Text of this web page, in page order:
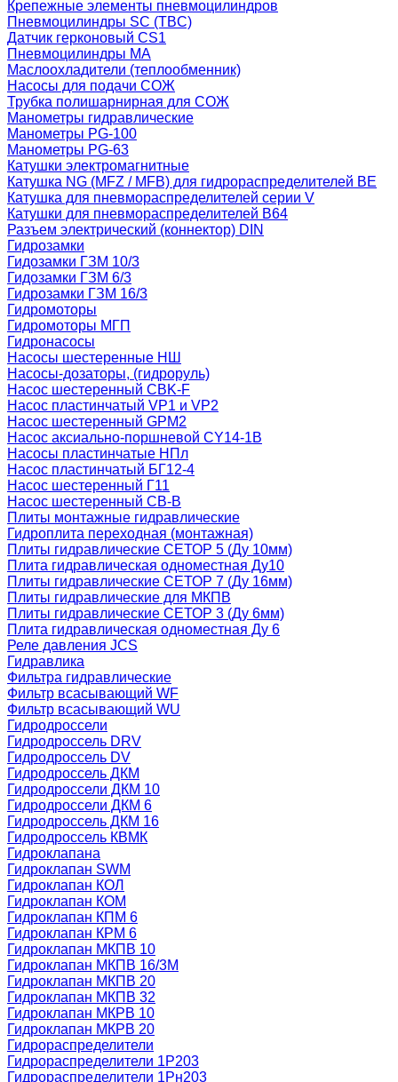
Крепежные элементы пневмоцилиндров
Пневмоцилиндры SC (TBC)
Датчик герконовый CS1
Пневмоцилиндры MA
Маслоохладители (теплообменник)
Насосы для подачи СОЖ
Трубка полишарнирная для СОЖ
Манометры гидравлические
Манометры PG-100
Манометры PG-63
Катушки электромагнитные
Катушка NG (MFZ / MFB) для гидрораспределителей ВЕ
Катушка для пневмораспределителей серии V
Катушки для пневмораспределителей В64
Разъем электрический (коннектор) DIN
Гидрозамки
Гидозамки ГЗМ 10/3
Гидозамки ГЗМ 6/3
Гидрозамки ГЗМ 16/3
Гидромоторы
Гидромоторы МГП
Гидронасосы
Насосы шестеренные НШ
Насосы-дозаторы, (гидроруль)
Насос шестеренный CBK-F
Насос пластинчатый VP1 и VP2
Насос шестеренный GPM2
Насос аксиально-поршневой CY14-1B
Насосы пластинчатые НПл
Насос пластинчатый БГ12-4
Насос шестеренный Г11
Насос шестеренный СВ-В
Плиты монтажные гидравлические
Гидроплита переходная (монтажная)
Плиты гидравлические СЕТОР 5 (Ду 10мм)
Плита гидравлическая одноместная Ду10
Плиты гидравлические СЕТОР 7 (Ду 16мм)
Плиты гидравлические для МКПВ
Плиты гидравлические СЕТОР 3 (Ду 6мм)
Плита гидравлическая одноместная Ду 6
Реле давления JCS
Гидравлика
Фильтра гидравлические
Фильтр всасывающий WF
Фильтр всасывающий WU
Гидродроссели
Гидродроссель DRV
Гидродроссель DV
Гидродроссель ДКМ
Гидродроссели ДКМ 10
Гидродроссели ДКМ 6
Гидродроссель ДКМ 16
Гидродроссель КВМК
Гидроклапана
Гидроклапан SWM
Гидроклапан КОЛ
Гидроклапан КОМ
Гидроклапан КПМ 6
Гидроклапан КРМ 6
Гидроклапан МКПВ 10
Гидроклапан МКПВ 16/3М
Гидроклапан МКПВ 20
Гидроклапан МКПВ 32
Гидроклапан МКРВ 10
Гидроклапан МКРВ 20
Гидрораспределители
Гидрораспределители 1Р203
Гидрораспределители 1Рн203